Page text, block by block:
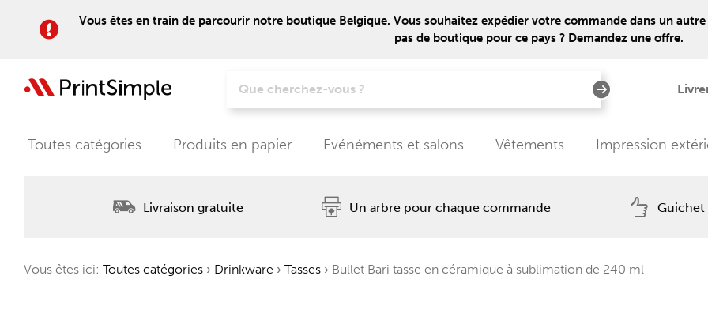
Vous êtes en train de parcourir notre boutique Belgique. Vous souhaitez expédier votre commande dans un
pas de boutique pour ce pays ? Demandez une offre.
Toutes catégories Produits en papier Evénéments et salons Vêtements Impression
Livraison gratuite Un arbre pour chaque commande Guichet
Vous êtes ici: Toutes catégories › Drinkware › Tasses › Bullet Bari tasse en céramique à sublimation de 240 ml